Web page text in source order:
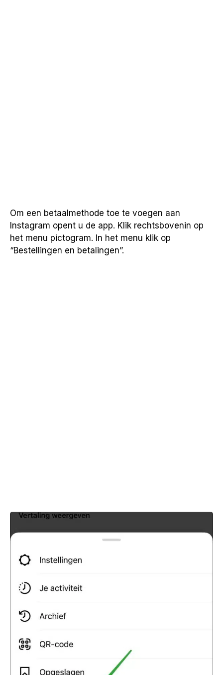
Om een betaalmethode toe te voegen aan
Instagram opent u de app. Klik rechtsbovenin op
het menu pictogram. In het menu klik op
“Bestellingen en betalingen”.